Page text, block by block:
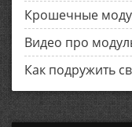
Крошечные
Видео про
Как подружить